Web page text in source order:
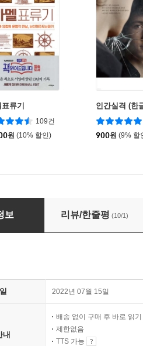
류기
109건
원 (10% 할인)
인간실격 (한
900원 (9% 할
들려주는 건축 이야기
보 리뷰/한줄평 (10/1)
2022년 07월 15일
내
배송 없이 구매 후 바로 읽기
제한없음
TTS 가능